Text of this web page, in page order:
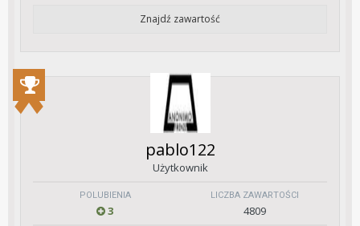
Znajdź zawartość
pablo122
Użytkownik
POLUBIENIA
3
LICZBA ZAWARTOŚCI
4809